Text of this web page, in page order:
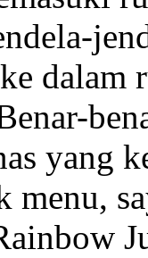
dalam
yang